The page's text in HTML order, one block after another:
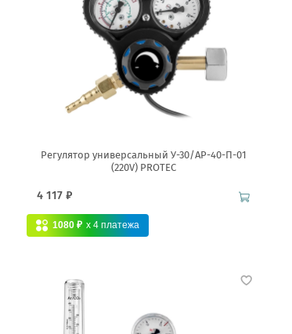
Регулятор универсальный У-30/АР-40-П-01
(220V) PROTEC
4 117 ₽
1080 ₽ x 4платежа